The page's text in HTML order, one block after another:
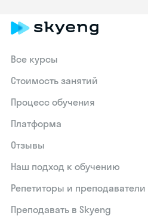
Все курсы
Стоимость занятий
Процесс обучения
Платформа
Отзывы
Наш подход к обучению
Репетиторы и преподаватели
Преподавать в Skyeng